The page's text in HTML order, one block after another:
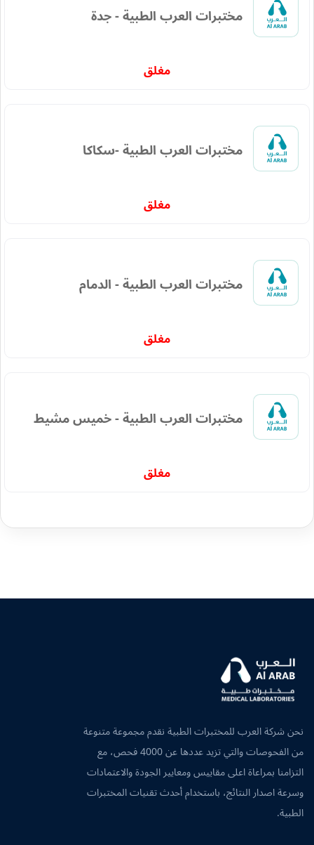
مختبرات العرب الطبية - جدة
مغلق
مختبرات العرب الطبية -سكاكا
مغلق
مختبرات العرب الطبية - الدمام
مغلق
مختبرات العرب الطبية - خميس مشيط
مغلق
نحن شركة العرب للمختبرات الطبية نقدم مجموعة متنوعة
من الفحوصات والتي تزيد عددها عن 4000 فحص، مع
التزامنا بمراعاة اعلى مقاييس ومعايير الجودة والاعتمادات
وسرعة اصدار النتائج، باستخدام أحدث تقنيات المختبرات
الطبية.